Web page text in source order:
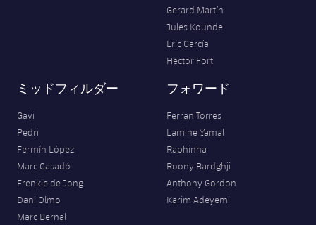
Gerard Martín
Jules Kounde
Eric García
Héctor Fort
ミッドフィルダー
Gavi
Pedri
Fermín López
Marc Casadó
Frenkie de Jong
Dani Olmo
Marc Bernal
フォワード
Ferran Torres
Lamine Yamal
Raphinha
Roony Bardghji
Anthony Gordon
Karim Adeyemi